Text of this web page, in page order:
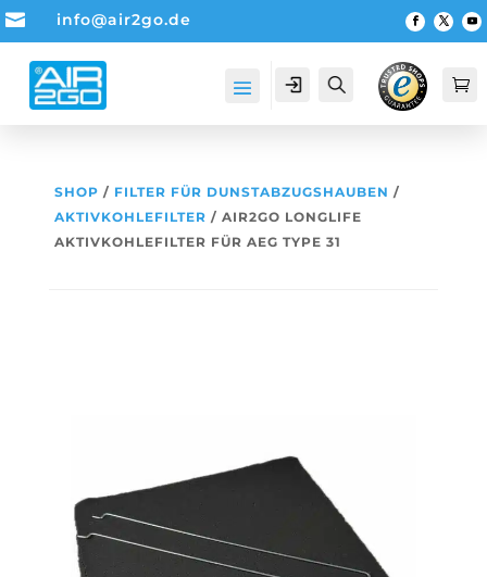
 info@air2go.de
Account Suche 
SHOP / FILTER FÜR DUNSTABZUGSHAUBEN /
AKTIVKOHLEFILTER / AIR2GO LONGLIFE
AKTIVKOHLEFILTER FÜR AEG TYPE 31